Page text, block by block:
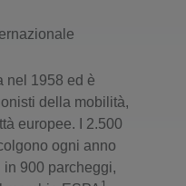
nel 1958 ed è
della mobilità,
europee. I 2.500
ogni anno
900 parcheggi,